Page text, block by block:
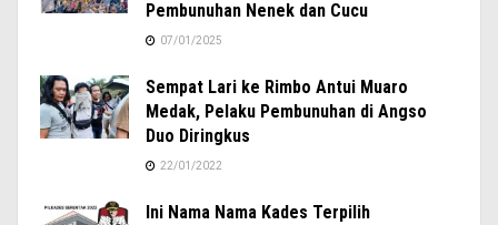
Pembunuhan Nenek dan Cucu
07/01/2025
Sempat Lari ke Rimbo Antui Muaro
Medak, Pelaku Pembunuhan di Angso
Duo Diringkus
22/01/2022
Ini Nama Nama Kades Terpilih